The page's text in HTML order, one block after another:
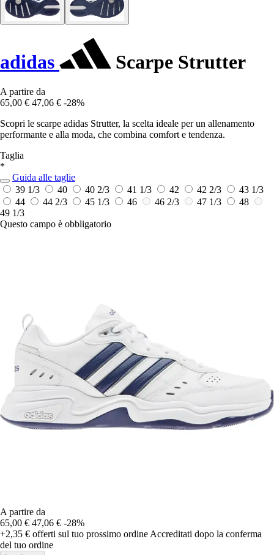
adidas Scarpe Strutter
A partire da
65,00 € 47,06 € -28%
Scopri le scarpe adidas Strutter, la scelta ideale per un allenamento
performante e alla moda, che combina comfort e tendenza.
Taglia
*
Guida alle taglie
39 1/3
40 40 2/3 41 1/3 42 42 2/3
43 1/3
44
44 2/3 45 1/3 46 46 2/3 47 1/3
48
49 1/3
Questo campo è obbligatorio
A partire da
65,00 € 47,06 € -28%
+2,35 € offerti sul tuo prossimo ordine Accreditati dopo la conferma
del tuo ordine